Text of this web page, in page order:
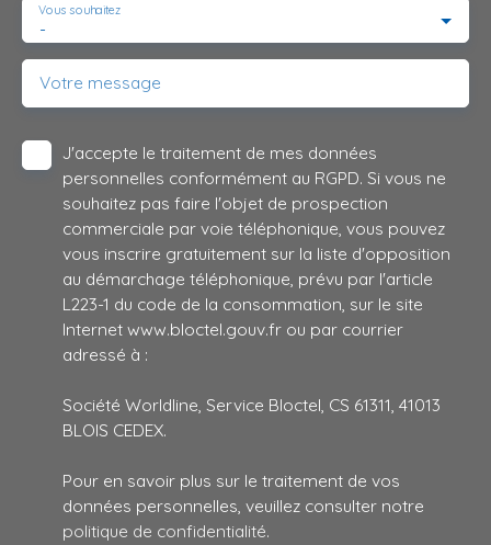
-
Vous souhaitez
Votre message
J'accepte le traitement de mes données
personnelles conformément au RGPD. Si vous ne
souhaitez pas faire l'objet de prospection
commerciale par voie téléphonique, vous pouvez
vous inscrire gratuitement sur la liste d'opposition
au démarchage téléphonique, prévu par l'article
L223-1 du code de la consommation, sur le site
Internet www.bloctel.gouv.fr ou par courrier
adressé à :
Société Worldline, Service Bloctel, CS 61311, 41013
BLOIS CEDEX.
Pour en savoir plus sur le traitement de vos
données personnelles, veuillez consulter notre
politique de confidentialité.